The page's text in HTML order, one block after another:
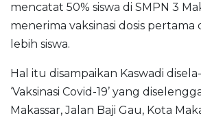
mencatat 50% siswa di SMPN 3
menerima vaksinasi dosis pertama
lebih siswa.
Hal itu disampaikan Kaswadi
‘Vaksinasi Covid-19’ yang
Makassar, Jalan Baji Gau, Kota